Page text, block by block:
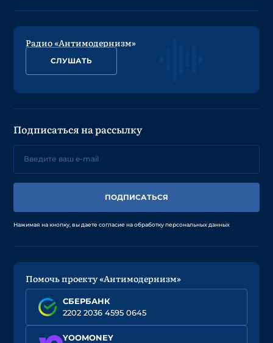
Радио «Антимодернизм»
СЛУШАТЬ
Подписаться на рассылку
ПОДПИСАТЬСЯ
Нажимая на кнопку, вы даете согласие на обработку персональных данных
Помочь проекту «Антимодернизм»
СБЕРБАНК
2202 2036 4595 0645
YOOMONEY